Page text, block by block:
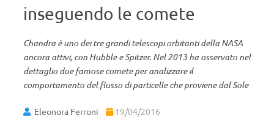
inseguendo le comete
Chandra è uno dei tre grandi telescopi orbitanti della NASA
ancora attivi, con Hubble e Spitzer. Nel 2013 ha osservato nel
dettaglio due famose comete per analizzare il
comportamento del flusso di particelle che proviene dal Sole
Eleonora Ferroni 19/04/2016